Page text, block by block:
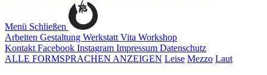
Menü Schließen
Arbeiten Gestaltung Werkstatt Vita Workshop
Kontakt Facebook Instagram Impressum Datenschutz
ALLE FORMSPRACHEN ANZEIGEN Leise Mezzo Laut